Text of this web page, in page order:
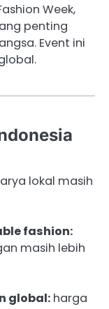
Week,
penting
Event ini
lokal masih
fashion:
masih lebih
global: harga